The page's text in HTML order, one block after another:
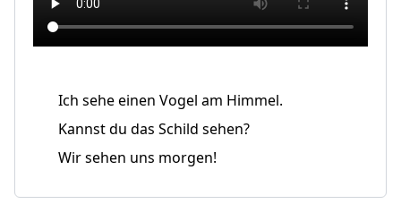
Ich sehe einen Vogel am Himmel.
Kannst du das Schild sehen?
Wir sehen uns morgen!